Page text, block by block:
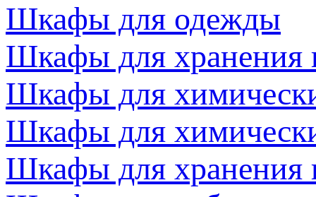
Шкафы для одежды
Шкафы для хранения
Шкафы для
Шкафы для
Шкафы для хранения